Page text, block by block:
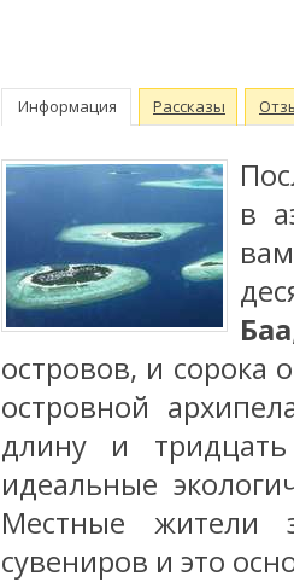
Информация Рассказы
в
Баа
островов, и сорока
островной
длину и
идеальные
Местные жители
сувениров и это